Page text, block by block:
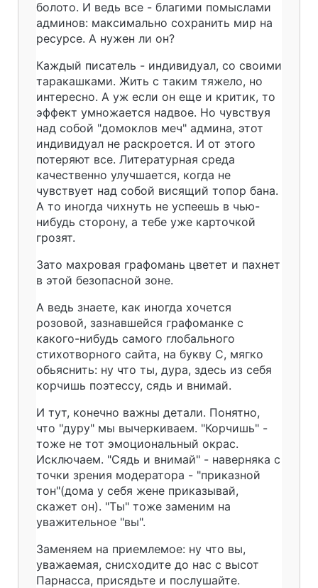
болото. И ведь все - благими помыслами
админов: максимально сохранить мир на
ресурсе. А нужен ли он?
Каждый писатель - индивидуал, со своими
таракашками. Жить с таким тяжело, но
интересно. А уж если он еще и критик, то
эффект умножается надвое. Но чувствуя
над собой "домоклов меч" админа, этот
индивидуал не раскроется. И от этого
потеряют все. Литературная среда
качественно улучшается, когда не
чувствует над собой висящий топор бана.
А то иногда чихнуть не успеешь в чью-
нибудь сторону, а тебе уже карточкой
грозят.
Зато махровая графомань цветет и пахнет
в этой безопасной зоне.
А ведь знаете, как иногда хочется
розовой, зазнавшейся графоманке с
какого-нибудь самого глобального
стихотворного сайта, на букву С, мягко
обьяснить: ну что ты, дура, здесь из себя
корчишь поэтессу, сядь и внимай.
И тут, конечно важны детали. Понятно,
что "дуру" мы вычеркиваем. "Корчишь" -
тоже не тот эмоциональный окрас.
Исключаем. "Сядь и внимай" - наверняка с
точки зрения модератора - "приказной
тон"(дома у себя жене приказывай,
скажет он). "Ты" тоже заменим на
уважительное "вы".
Заменяем на приемлемое: ну что вы,
уважаемая, снисходите до нас с высот
Парнасса, присядьте и послушайте.